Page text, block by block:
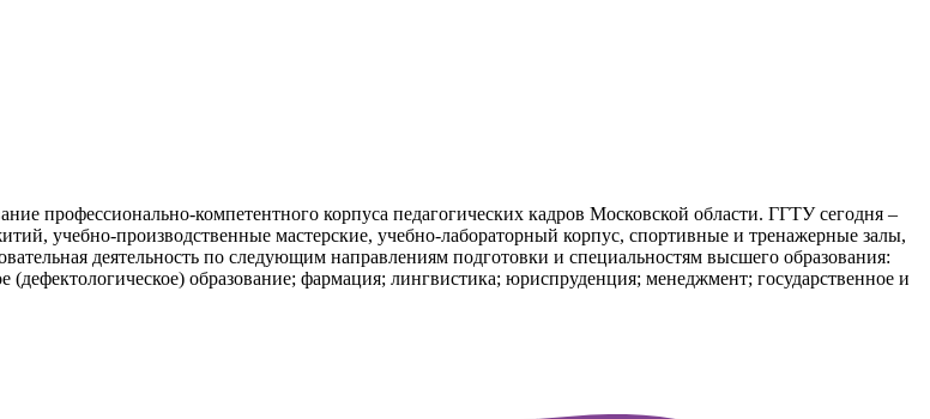
профессионально-компетентного корпуса педагогических кадров Московской области. ГГТУ сегодня –
учебно-производственные мастерские, учебно-лабораторный корпус, спортивные и тренажерные залы,
деятельность по следующим направлениям подготовки и специальностям высшего образования:
(дефектологическое) образование; фармация; лингвистика; юриспруденция; менеджмент; государственное и